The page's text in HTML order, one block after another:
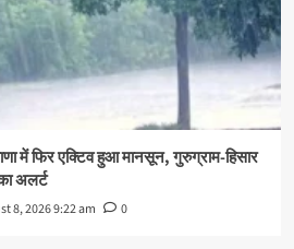
में फिर एक्टिव हुआ मानसून, गुरुग्राम-हिसार
अलर्ट
8, 2026 9:22 am 0